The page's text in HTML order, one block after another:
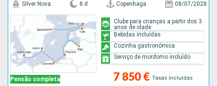
Pensão completa
Silver Nova 8 d Copenhaga 08/07/2028
7 850 € Taxas incluídas
Clube para crianças a partir dos 3
anos de idade
Bebidas incluídas
Cozinha gastronómica
Serviço de mordomo incluído